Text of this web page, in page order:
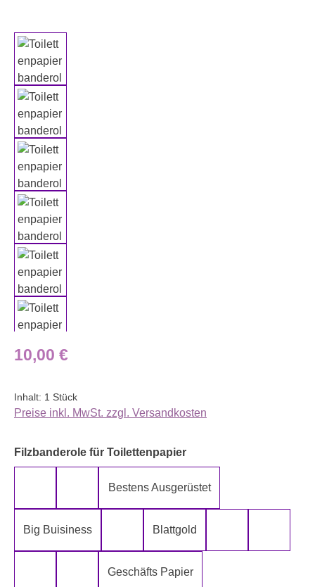
Regulärer Preis:
10,00 €
Inhalt: 1 Stück
Preise inkl. MwSt. zzgl. Versandkosten
Filzbanderole für Toilettenpapierauswählen
5-Lagig ich kann´s mir leisten
Alter spielt keine Rolle
Bestens Ausgerüstet
Big Buisiness
Bitte bleiben sie während der
Blattgold
Fugen Reiniger
Fürn Arsch
Geschäfts Papier